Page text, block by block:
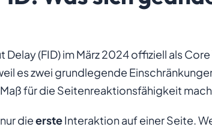
Delay (FID) im März 2024 offiziell als
es zwei grundlegende
für die Seitenreaktionsfähigkeit
dieersteInteraktion auf einer Seite.